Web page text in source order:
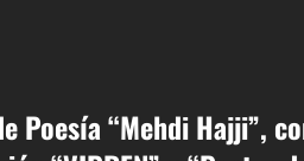
“Mehdi Hajji”,